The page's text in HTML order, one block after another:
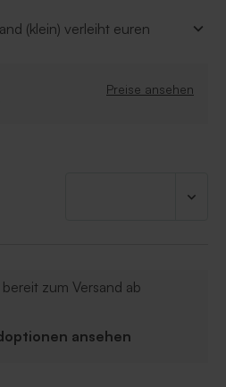
(klein) verleiht euren
schönste Ensemble für
Preise ansehen
zum Versand ab
ansehen